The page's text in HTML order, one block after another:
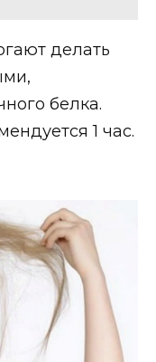
делать
белка.
1 час.